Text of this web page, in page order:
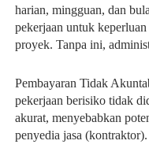
harian, mingguan, dan
pekerjaan untuk
proyek. Tanpa ini,
Pembayaran Tidak
pekerjaan berisiko tidak
akurat, menyebabkan
penyedia jasa (kontraktor).